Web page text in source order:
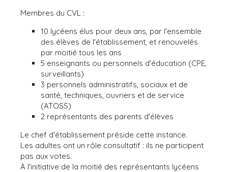
Membres du CVL :
10 lycéens élus pour deux ans, par l'ensemble
des élèves de l'établissement, et renouvelés
par moitié tous les ans
5 enseignants ou personnels d'éducation (CPE,
surveillants)
3 personnels administratifs, sociaux et de
santé, techniques, ouvriers et de service
(ATOSS)
2 représentants des parents d'élèves
Le chef d'établissement préside cette instance.
Les adultes ont un rôle consultatif : ils ne participent
pas aux votes.
À l'initiative de la moitié des représentants lycéens